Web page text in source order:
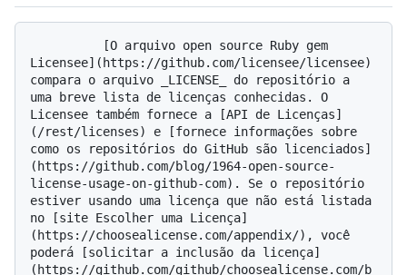
Licensee](https://github.com/licensee/licensee)
compara o arquivo _LICENSE_ do repositório a
uma breve lista de licenças conhecidas. O
Licensee também fornece a [API de Licenças]
(/rest/licenses) e [fornece informações sobre
como os repositórios do GitHub são licenciados]
(https://github.com/blog/1964-open-source-
license-usage-on-github-com). Se o repositório
estiver usando uma licença que não está listada
no [site Escolher uma Licença]
(https://choosealicense.com/appendix/), você
poderá [solicitar a inclusão da licença]
(https://github.com/github/choosealicense.com/b